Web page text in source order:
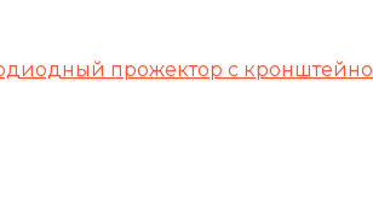
прожектор с